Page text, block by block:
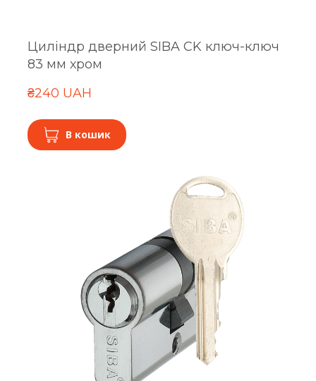
Циліндр дверний SIBA CK ключ-ключ
83 мм хром
₴240 UAH
В кошик